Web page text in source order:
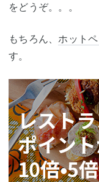
をどうぞ。。。
もちろん、 ホット
す。